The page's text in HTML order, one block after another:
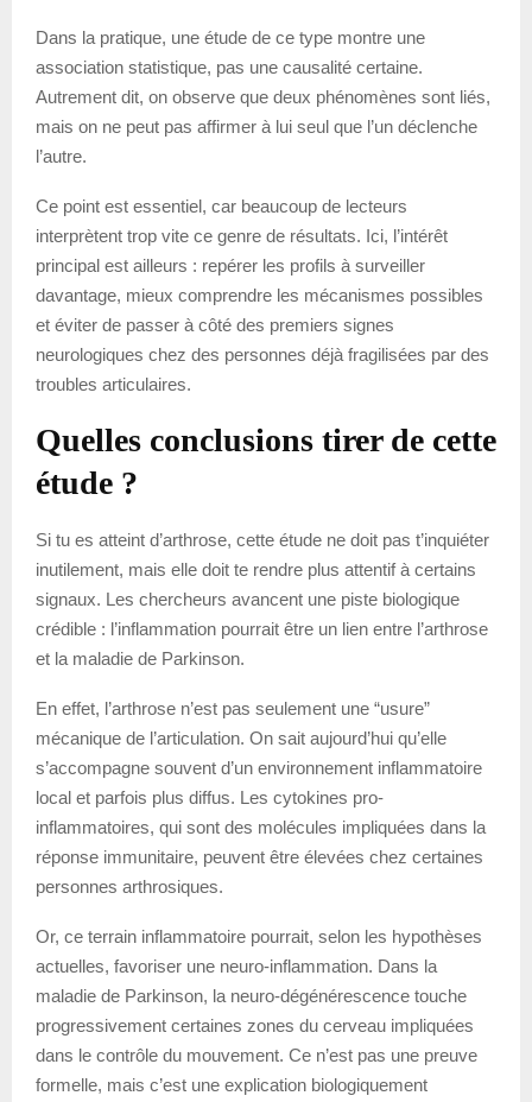
Dans la pratique, une étude de ce type montre une
association statistique, pas une causalité certaine.
Autrement dit, on observe que deux phénomènes sont liés,
mais on ne peut pas affirmer à lui seul que l’un déclenche
l’autre.
Ce point est essentiel, car beaucoup de lecteurs
interprètent trop vite ce genre de résultats. Ici, l’intérêt
principal est ailleurs : repérer les profils à surveiller
davantage, mieux comprendre les mécanismes possibles
et éviter de passer à côté des premiers signes
neurologiques chez des personnes déjà fragilisées par des
troubles articulaires.
Quelles conclusions tirer de cette
étude ?
Si tu es atteint d’arthrose, cette étude ne doit pas t’inquiéter
inutilement, mais elle doit te rendre plus attentif à certains
signaux. Les chercheurs avancent une piste biologique
crédible : l’inflammation pourrait être un lien entre l’arthrose
et la maladie de Parkinson.
En effet, l’arthrose n’est pas seulement une “usure”
mécanique de l’articulation. On sait aujourd’hui qu’elle
s’accompagne souvent d’un environnement inflammatoire
local et parfois plus diffus. Les cytokines pro-
inflammatoires, qui sont des molécules impliquées dans la
réponse immunitaire, peuvent être élevées chez certaines
personnes arthrosiques.
Or, ce terrain inflammatoire pourrait, selon les hypothèses
actuelles, favoriser une neuro-inflammation. Dans la
maladie de Parkinson, la neuro-dégénérescence touche
progressivement certaines zones du cerveau impliquées
dans le contrôle du mouvement. Ce n’est pas une preuve
formelle, mais c’est une explication biologiquement